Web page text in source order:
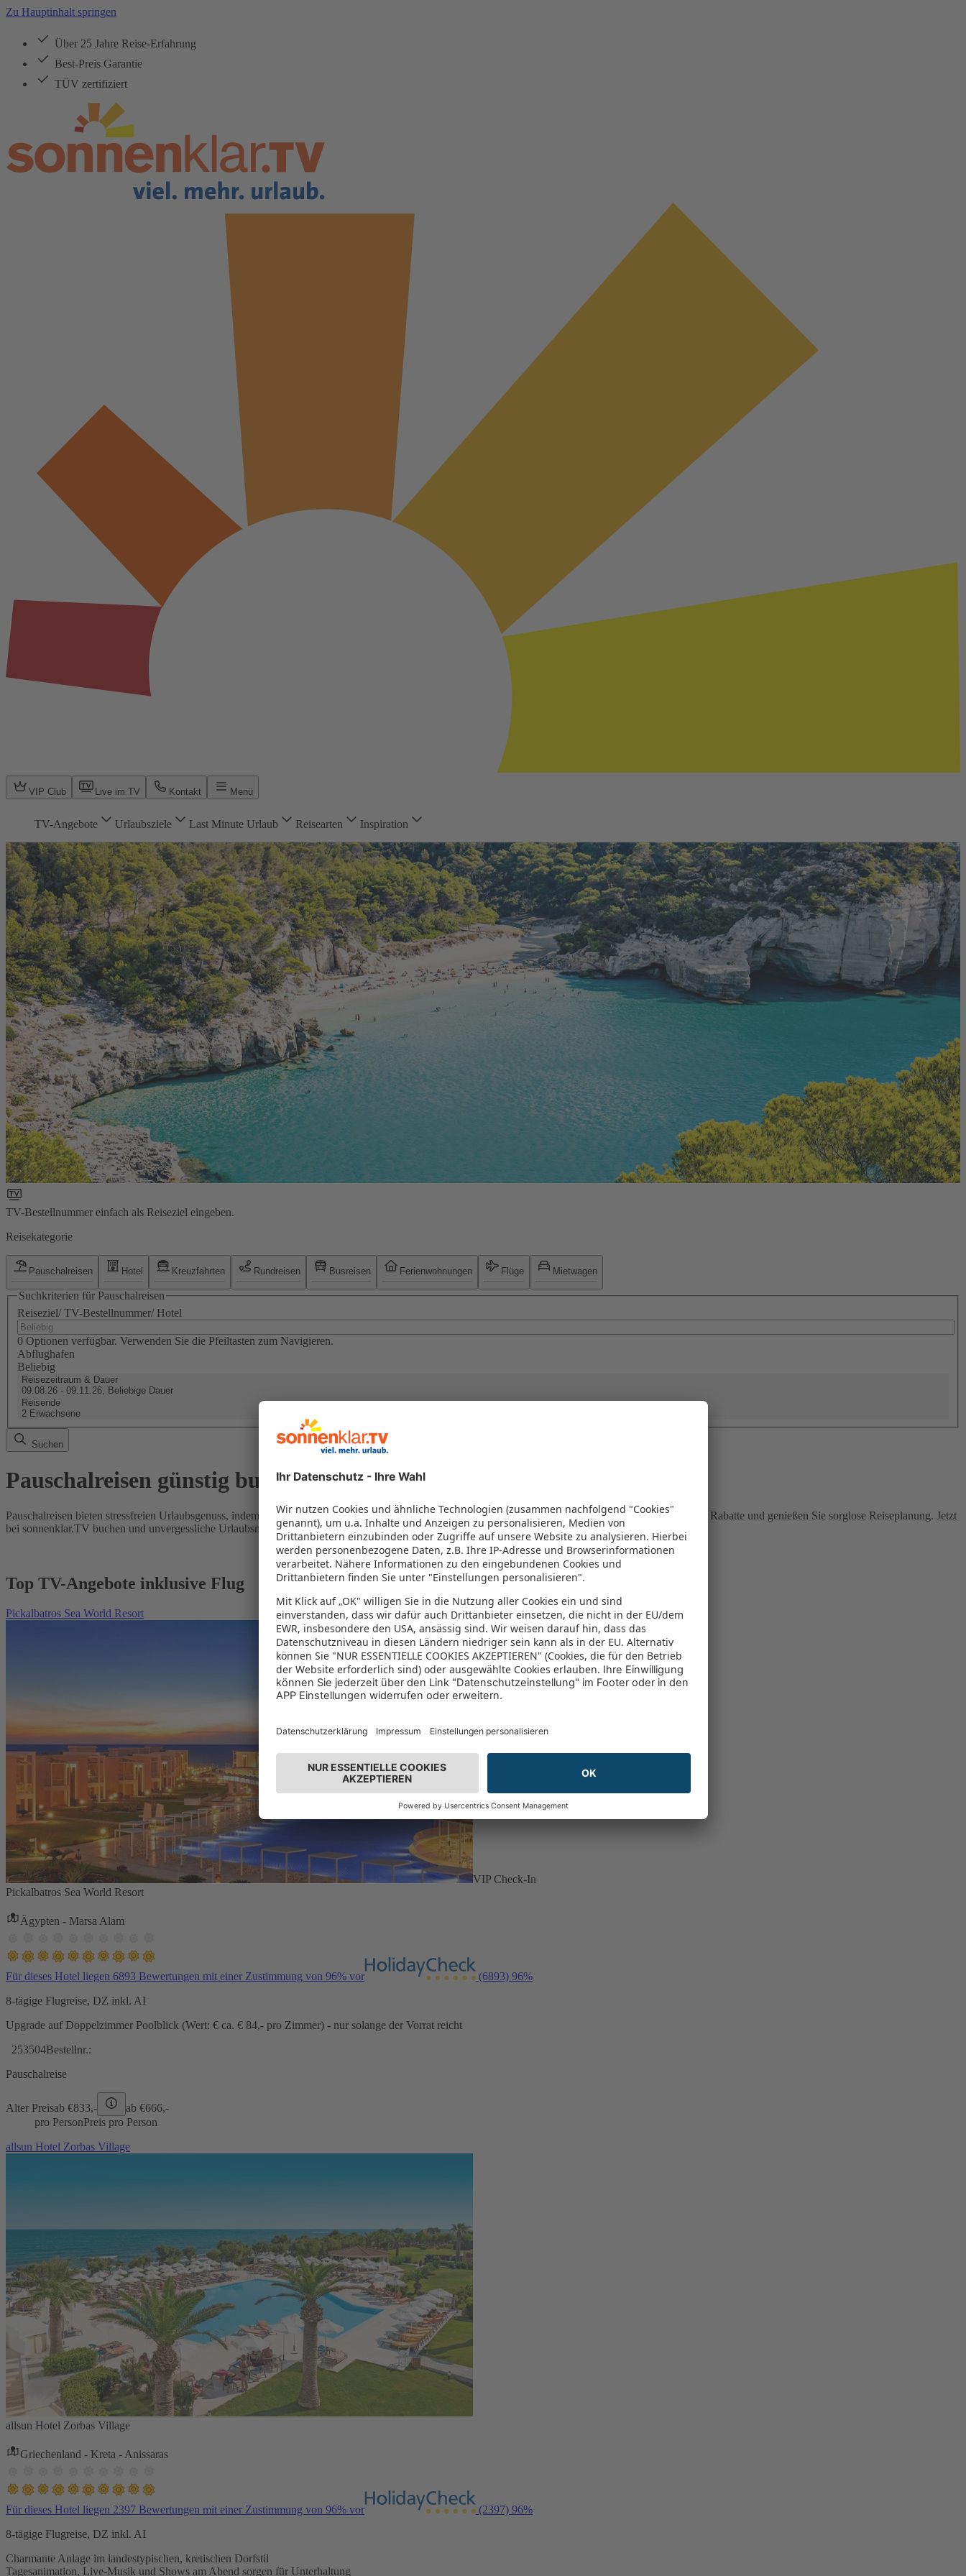
Zu Hauptinhalt springen
Über 25 Jahre Reise-Erfahrung
Best-Preis Garantie
TÜV zertifiziert
VIP Club Live im TV Kontakt Menü
TV-Angebote Urlaubsziele Last Minute Urlaub Reisearten Inspiration
TV-Bestellnummer einfach als Reiseziel eingeben.
Reisekategorie
Pauschalreisen Hotel Kreuzfahrten Rundreisen Busreisen Ferienwohnungen Flüge Mietwagen
Suchkriterien für Pauschalreisen
Reiseziel/ TV-Bestellnummer/ Hotel
0 Optionen verfügbar. Verwenden Sie die Pfeiltasten zum Navigieren.
Abflughafen
Beliebig
Reisezeitraum & Dauer
09.08.26 - 09.11.26, Beliebige Dauer
Reisende
2 Erwachsene
Suchen
Pauschalreisen günstig buchen
Pauschalreisen bieten stressfreien Urlaubsgenuss, indem Flug und Hotel in einem Paket kombiniert werden – das spart Zeit und Geld. Nutzen Sie attraktive Rabatte und genießen Sie sorglose Reiseplanung. Jetzt
bei sonnenklar.TV buchen und unvergessliche Urlaubsmomente erleben!
Top TV-Angebote inklusive Flug
Pickalbatros Sea World Resort
VIP Check-In
Pickalbatros Sea World Resort
Ägypten - Marsa Alam
Für dieses Hotel liegen 6893 Bewertungen mit einer Zustimmung von 96% vor (6893) 96%
8-tägige Flugreise, DZ inkl. AI
Upgrade auf Doppelzimmer Poolblick (Wert: € ca. € 84,- pro Zimmer) - nur solange der Vorrat reicht
253504Bestellnr.:
Pauschalreise
Alter Preisab €833,- ab €666,-
pro PersonPreis pro Person
allsun Hotel Zorbas Village
allsun Hotel Zorbas Village
Griechenland - Kreta - Anissaras
Für dieses Hotel liegen 2397 Bewertungen mit einer Zustimmung von 96% vor (2397) 96%
8-tägige Flugreise, DZ inkl. AI
Charmante Anlage im landestypischen, kretischen Dorfstil
Tagesanimation, Live-Musik und Shows am Abend sorgen für Unterhaltung